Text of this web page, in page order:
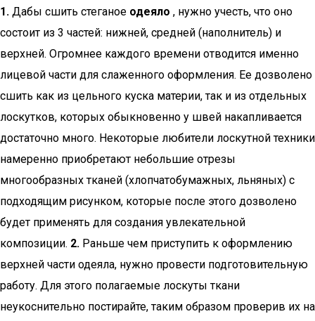
1. Дабы сшить стеганое одеяло , нужно учесть, что оно
состоит из 3 частей: нижней, средней (наполнитель) и
верхней. Огромнее каждого времени отводится именно
лицевой части для слаженного оформления. Ее дозволено
сшить как из цельного куска материи, так и из отдельных
лоскутков, которых обыкновенно у швей накапливается
достаточно много. Некоторые любители лоскутной техники
намеренно приобретают небольшие отрезы
многообразных тканей (хлопчатобумажных, льняных) с
подходящим рисунком, которые после этого дозволено
будет применять для создания увлекательной
композиции. 2. Раньше чем приступить к оформлению
верхней части одеяла, нужно провести подготовительную
работу. Для этого полагаемые лоскуты ткани
неукоснительно постирайте, таким образом проверив их на